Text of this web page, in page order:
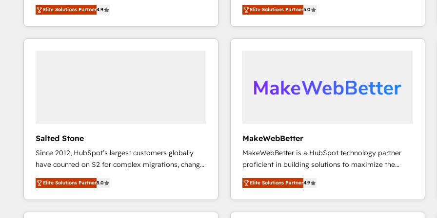
HubSpot大百科 出版 CRM・AI活用に関するご相談、現
HubSpot’s only Elite Partner with all 8 Accreditations
and a 3× Partner of the Year, New Breed turns
HubSpot into your engine for measurable, durable
growth.
North America. Avec plus de 115 experts en
marketing automation, Growth, Revops, CRM et
webdesign. Markentive is both a consulting firm, a
digital agency and an integrator. With over 115
Elite Solutions Partner4.9
growth. As a triple-accredited HubSpot Solutions
Partner, we specialize in both strategic RevOps
planning and hands-on technical execution - building
the operational foundation companies need to
we help: ✔️ Full HubSpot implementations and portal
optimization ✔️ Data migrations, CRM architecture,
based engagements and ongoing RevOps
partnerships, we guide organizations through the
revenue maturity model - delivering the right
improvements at the right time so operations
evolve strategically and sustainably as the business
grows.
Elite Solutions Partner5.0
Salted Stone
Since 2012, HubSpot’s largest customers globally
have counted on S2 for complex migrations, change
management, systems integration, and creative
solutions that deliver measurable impact and
transform brand experiences As one of the few full-
service creative agencies in the HubSpot
Elite Solutions Partner5.0
MakeWebBetter
MakeWebBetter is a HubSpot technology partner
proficient in building solutions to maximize the
operational efficiency of HubSpot. The fastest-
growing tech-enabler & facilitator, MakeWebBetter,
hands you the blend of HubSpot expertise &
eminent solutions & integrations. Trust us to
Elite Solutions Partner4.9